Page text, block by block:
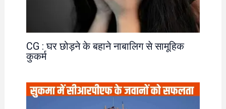
CG : घर छोड़ने के बहाने नाबालिग से सामूहिक
कुकर्म